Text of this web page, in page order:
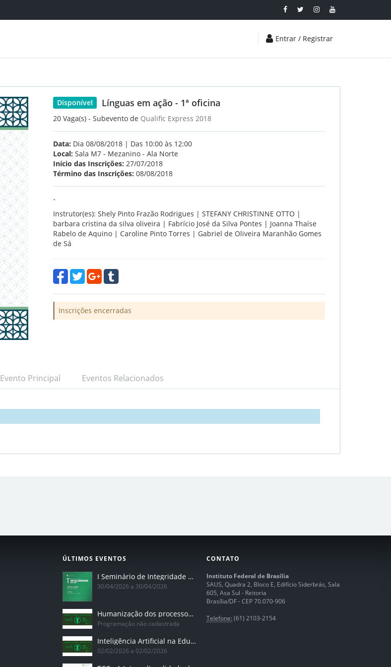
Entrar / Registrar
Disponível Línguas em ação - 1ª oficina
20 Vaga(s) - Subevento de Qualific Express 2018
Data: Dia 08/08/2018 | Das 10:00 às 12:00
Local: Sala M7 - Mezanino - Ala Norte
Início das Inscrições: 27/07/2018
Término das Inscrições: 08/08/2018
-
Instrutor(es): Shely Pinto Frazão Rodrigues | STEFANY CHRISTINNE OTTO |
barbara cristina da silva oliveira | Fabrício José da Silva Pontes | Joanna Thaíse
Rabelo de Aquino | Caroline Pinto Torres | Gabriel de Oliveira Maranhão Gomes
de Sá
Inscrições encerradas
Evento Principal Eventos Relacionados
ÚLTIMOS EVENTOS
I Seminário de Integridade do IFB
30/04/2026 a 30/04/2026
Humanização dos processos de trabalhos em tempos de IA
Programação não cadastrada
Inteligência Artificial na Educação Profissional e Tecnológica: potencialidades, desafios e desenvolvimento docente
02/02/2026 a 02/02/2026
CONTATO
Instituto Federal de Brasília
SAUS, Quadra 2, Bloco E, Edifício Siderbrás, Sala
605, Asa Sul - Reitoria
Brasília/DF - CEP 70.070-906
Telefone: (61) 2103-2154